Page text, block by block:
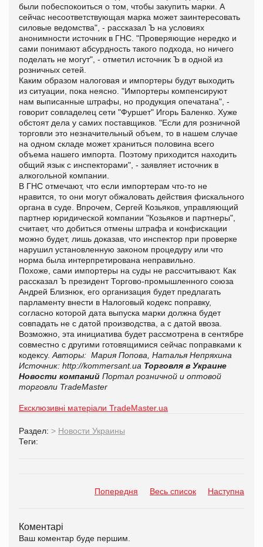
были побеспокоиться о том, чтобы закупить марки. А
сейчас несоответствующая марка может заинтересовать
силовые ведомства", - рассказал Ъ на условиях
анонимности источник в ГНС. "Проверяющие нередко и
сами понимают абсурдность такого подхода, но ничего
поделать не могут", - отметил источник Ъ в одной из
розничных сетей.
Каким образом налоговая и импортеры будут выходить
из ситуации, пока неясно. "Импортеры компенсируют
нам выписанные штрафы, но продукция опечатана", -
говорит совладелец сети "Фуршет" Игорь Баленко. Хуже
обстоят дела у самих поставщиков. "Если для розничной
торговли это незначительный объем, то в нашем случае
на одном складе может храниться половина всего
объема нашего импорта. Поэтому приходится находить
общий язык с инспекторами", - заявляет источник в
алкогольной компании.
В ГНС отмечают, что если импортерам что-то не
нравится, то они могут обжаловать действия фискального
органа в суде. Впрочем, Сергей Козьяков, управляющий
партнер юридической компании "Козьяков и партнеры",
считает, что добиться отмены штрафа и конфискации
можно будет, лишь доказав, что инспектор при проверке
нарушил установленную законом процедуру или что
норма была интерпретирована неправильно.
Похоже, сами импортеры на суды не рассчитывают. Как
рассказал Ъ президент Торгово-промышленного союза
Андрей Близнюк, его организация будет предлагать
парламенту внести в Налоговый кодекс поправку,
согласно которой дата выпуска марки должна будет
совпадать не с датой производства, а с датой ввоза.
Возможно, эта инициатива будет рассмотрена в сентябре
совместно с другими готовящимися сейчас поправками к
кодексу. Авторы: Мария Попова, Наталья Непряхина
Источник: http://kommersant.ua Торговля в Украине
Новости компаний Портал розничной и оптовой
торговли TradeMaster
Ексклюзивні матеріали TradeMaster.ua
Раздел: > Новости Украины
Теги:
Попередня Весь список Наступна
Коментарі
Ваш коментар буде першим.